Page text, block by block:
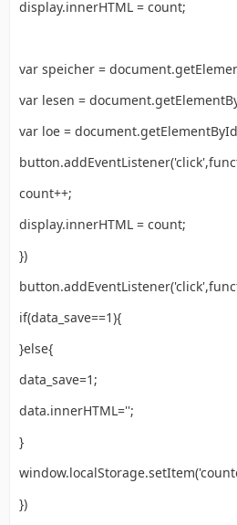
display.innerHTML = count;
var speicher =
var lesen =
var loe =
count++;
display.innerHTML = count;
})
if(data_save==1){
}else{
data_save=1;
data.innerHTML='';
}
})